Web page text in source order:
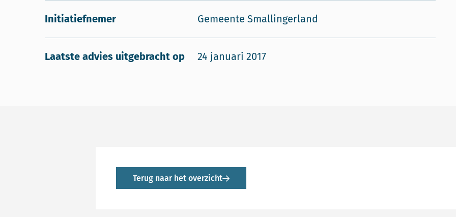
Initiatiefnemer Gemeente Smallingerland
Laatste advies uitgebracht op 24 januari 2017
Terug naar het overzicht